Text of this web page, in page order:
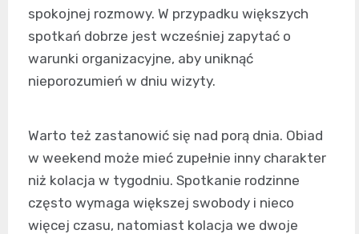
spokojnej rozmowy. W przypadku większych
spotkań dobrze jest wcześniej zapytać o
warunki organizacyjne, aby uniknąć
nieporozumień w dniu wizyty.
Warto też zastanowić się nad porą dnia. Obiad
w weekend może mieć zupełnie inny charakter
niż kolacja w tygodniu. Spotkanie rodzinne
często wymaga większej swobody i nieco
więcej czasu, natomiast kolacja we dwoje